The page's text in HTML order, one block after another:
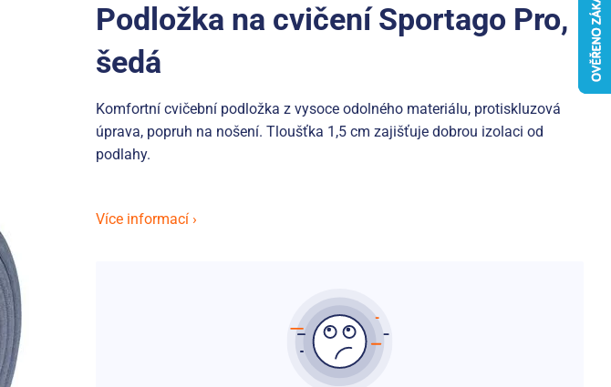
Podložka na cvičení Sportago Pro,
šedá
Komfortní cvičební podložka z vysoce odolného materiálu, protiskluzová
úprava, popruh na nošení. Tloušťka 1,5 cm zajišťuje dobrou izolaci od
podlahy.
Více informací ›